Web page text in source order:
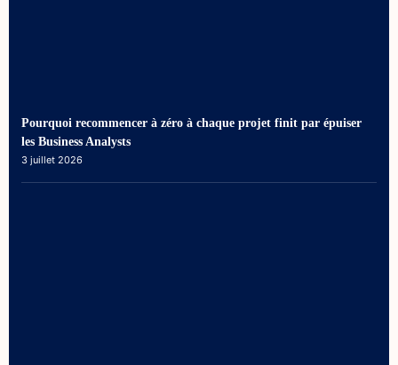
Pourquoi recommencer à zéro à chaque projet finit par épuiser
les Business Analysts
3 juillet 2026